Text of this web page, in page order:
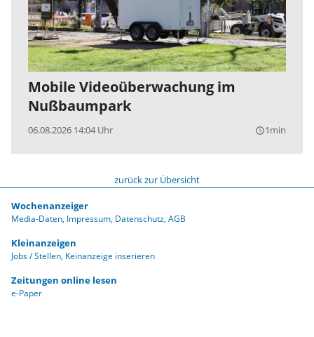
Mobile Videoüberwachung im
Nußbaumpark
06.08.2026 14:04 Uhr query_builder1min
zurück zur Übersicht
Wochenanzeiger
Media-Daten Impressum Datenschutz AGB
Kleinanzeigen
Jobs / Stellen Keinanzeige inserieren
Zeitungen online lesen
e-Paper